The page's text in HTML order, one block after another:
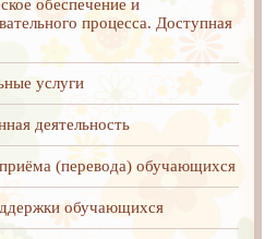
обеспечение и
процесса. Доступная
услуги
деятельность
(перевода) обучающихся
обучающихся